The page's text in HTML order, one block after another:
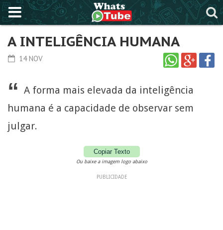
A INTELIGÊNCIA HUMANA
14 NOV
“ A forma mais elevada da inteligência
humana é a capacidade de observar sem
julgar.
Copiar Texto
Ou baixe a imagem logo abaixo
PUBLICIDADE